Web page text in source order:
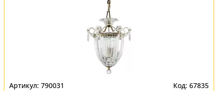
790031 67835